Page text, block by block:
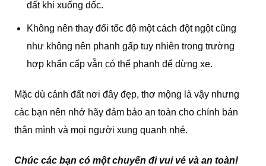
đất khi xuống dốc.
Không nên thay đổi tốc độ một cách đột ngột cũng
như không nên phanh gấp tuy nhiên trong trường
hợp khẩn cấp vẫn có thể phanh để dừng xe.
Mặc dù cảnh đất nơi đây đẹp, thơ mộng là vậy nhưng
các bạn nên nhớ hãy đảm bảo an toàn cho chính bản
thân mình và mọi người xung quanh nhé.
Chúc các bạn có một chuyến đi vui vẻ và an toàn!